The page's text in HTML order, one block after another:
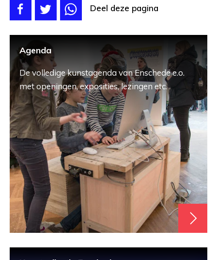
Deel deze pagina
Agenda
De volledige kunstagenda van Enschede e.o.
met openingen, exposities, lezingen etc.